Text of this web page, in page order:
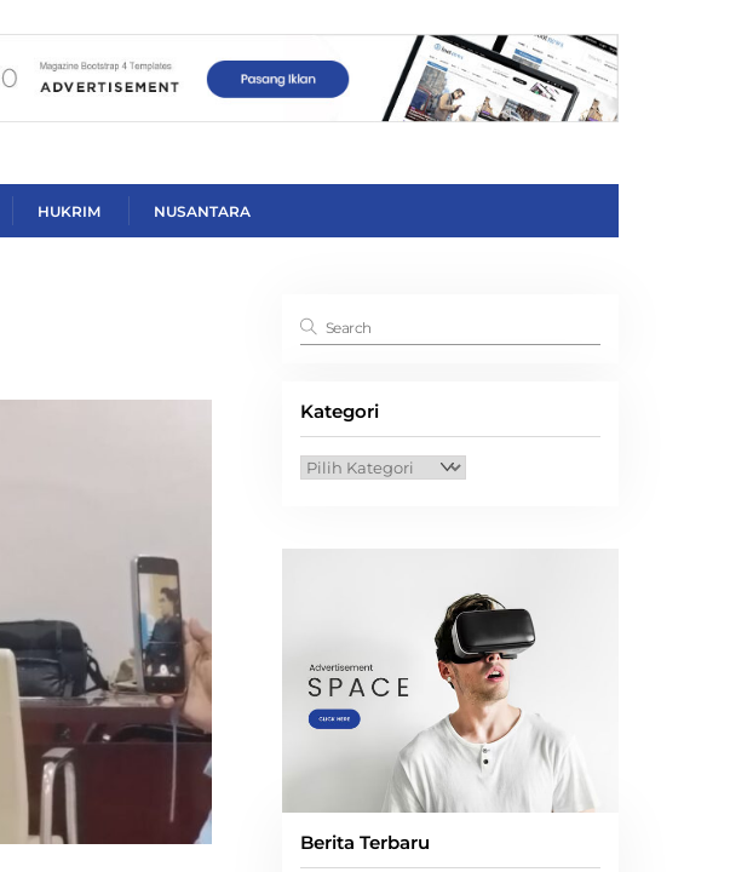
HUKRIM NUSANTARA
Kategori
Kategori
Berita Terbaru